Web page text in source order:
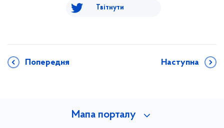
Твітнути
Попередня Наступна
Мапа порталу